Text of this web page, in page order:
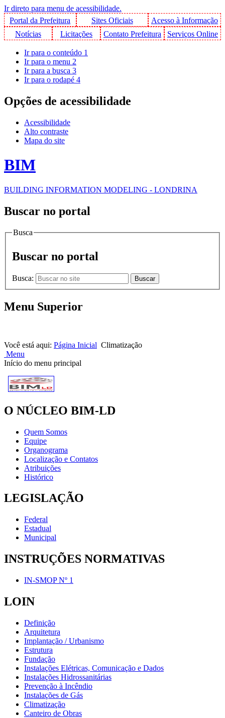
Ir direto para menu de acessibilidade.
Portal da Prefeitura
Sites Oficiais
Acesso à Informação
Notícias
Licitações Contato Prefeitura Serviços Online
Ir para o conteúdo 1
Ir para o menu 2
Ir para a busca 3
Ir para o rodapé 4
Opções de acessibilidade
Acessibilidade
Alto contraste
Mapa do site
BIM
BUILDING INFORMATION MODELING - LONDRINA
Buscar no portal
Busca
Buscar no portal
Busca: Buscar
Menu Superior
Você está aqui: Página Inicial Climatização
Menu
Início do menu principal
O NÚCLEO BIM-LD
Quem Somos
Equipe
Organograma
Localização e Contatos
Atribuições
Histórico
LEGISLAÇÃO
Federal
Estadual
Municipal
INSTRUÇÕES NORMATIVAS
IN-SMOP Nº 1
LOIN
Definição
Arquitetura
Implantação / Urbanismo
Estrutura
Fundação
Instalações Elétricas, Comunicação e Dados
Instalações Hidrossanitárias
Prevenção à Incêndio
Instalações de Gás
Climatização
Canteiro de Obras